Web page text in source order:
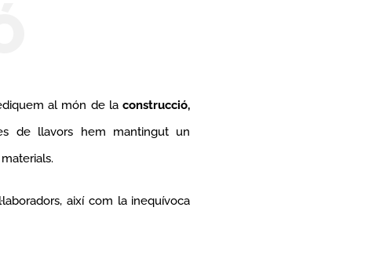
al món de laconstrucció,
de llavors hem mantingut un
així com la inequívoca